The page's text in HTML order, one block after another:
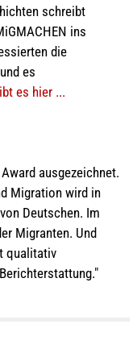
schreibt
ins
die
es
es hier ...
ausgezeichnet.
Migration wird in
Deutschen. Im
Migranten. Und
qualitativ